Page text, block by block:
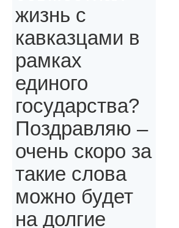
жизнь с
кавказцами в
рамках
единого
государства?
Поздравляю –
очень скоро за
такие слова
можно будет
на долгие